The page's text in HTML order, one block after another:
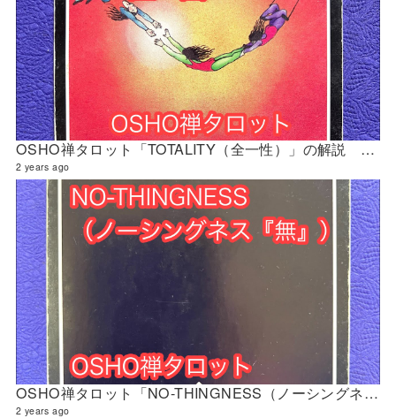
OSHO禅タロット「TOTALITY（全一性）」の解説 2024年4月の門鑑定（創門）
2 years ago
OSHO禅タロット「NO-THINGNESS（ノーシングネス『無』）」の解説 2024年4月の門鑑定（立門）
2 years ago